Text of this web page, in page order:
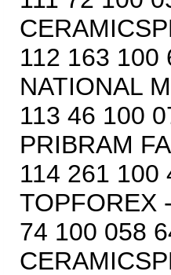
112 163 100
NATIONAL
113 46 100
PRIBRAM
114 261 100
TOPFOREX
74 100 058